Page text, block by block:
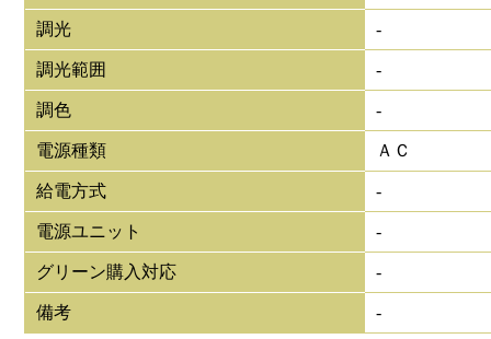
調光 -
調光範囲 -
調色 -
電源種類 ＡＣ
給電方式 -
電源ユニット -
グリーン購入対応 -
備考 -